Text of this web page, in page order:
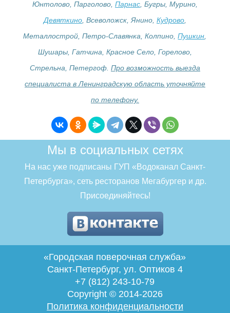
Юнтолово, Парголово, Парнас, Бугры, Мурино,
Девяткино, Всеволожск, Янино, Кудрово,
Металлострой, Петро-Славянка, Колпино,Пушкин,
Шушары, Гатчина, Красное Село, Горелово,
Стрельна, Петергоф. Про возможность выезда
специалиста в Ленинградскую область уточняйте
по телефону.
Мы в социальных сетях
На нас уже подписаны ГУП «Водоканал Санкт-
Петербурга», сеть ресторанов Мегабургер и др.
Присоединяйтесь!
«Городская поверочная служба»
Санкт-Петербург, ул. Оптиков 4
+7 (812) 243-10-79
Copyright © 2014-2026
Политика конфиденциальности